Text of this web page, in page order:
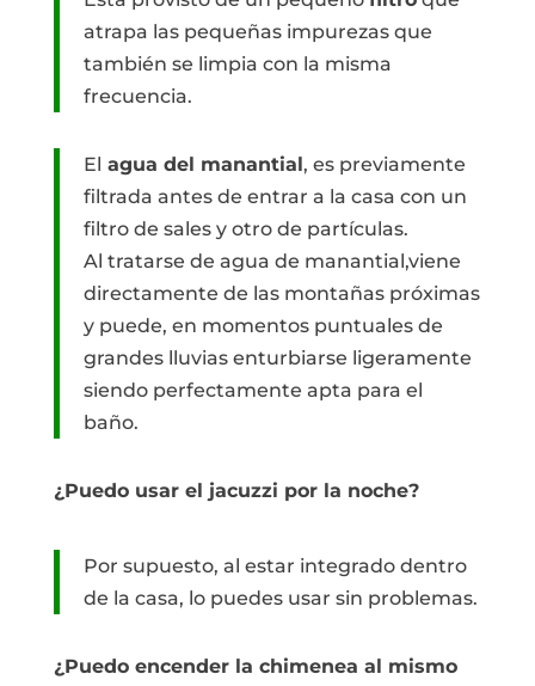
atrapa las pequeñas impurezas que
también se limpia con la misma
frecuencia.
El agua del manantial, es previamente
filtrada antes de entrar a la casa con un
filtro de sales y otro de partículas.
Al tratarse de agua de manantial,viene
directamente de las montañas próximas
y puede, en momentos puntuales de
grandes lluvias enturbiarse ligeramente
siendo perfectamente apta para el
baño.
¿Puedo usar el jacuzzi por la noche?
Por supuesto, al estar integrado dentro
de la casa, lo puedes usar sin problemas.
¿Puedo encender la chimenea al mismo